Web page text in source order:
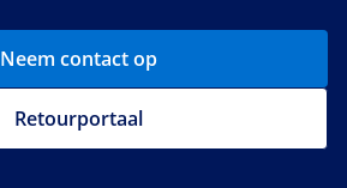
Neem contact op
Retourportaal